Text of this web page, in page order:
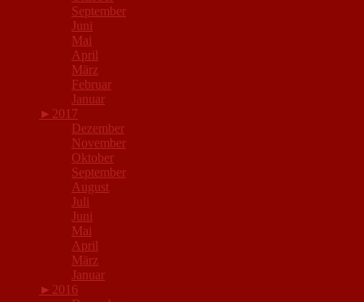
September
Juni
Mai
April
März
Februar
Januar
► 2017
Dezember
November
Oktober
September
August
Juli
Juni
Mai
April
März
Januar
► 2016